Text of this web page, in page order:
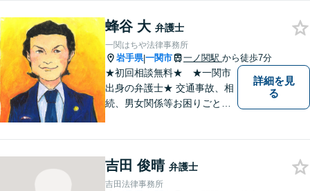
蜂谷 大 弁護士
一関はちや法律事務所
岩手県|一関市 一ノ関駅 から徒歩7分
★初回相談無料★ ★一関市
出身の弁護士★ 交通事故、相
続、男女関係等お困りごとが
詳細を見
る
吉田 俊晴 弁護士
吉田法律事務所